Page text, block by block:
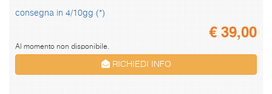
consegna in 4/10gg (*)
€39,00
Al momento non disponibile.
RICHIEDI INFO